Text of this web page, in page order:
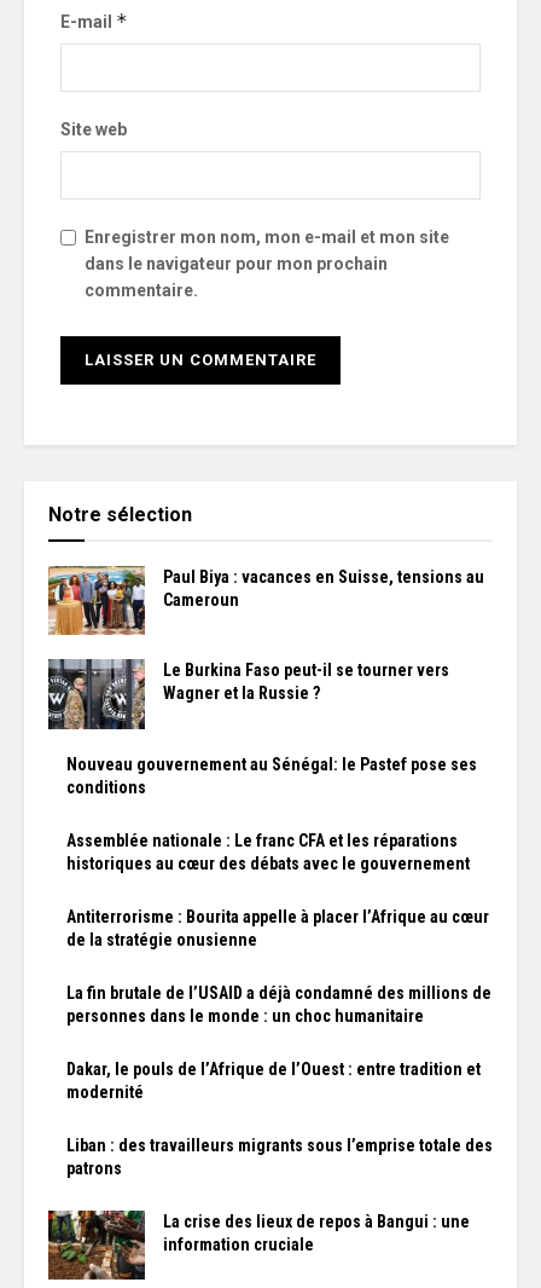
E-mail *
Site web
Enregistrer mon nom, mon e-mail et mon site
dans le navigateur pour mon prochain
commentaire.
Notre sélection
Paul Biya : vacances en Suisse, tensions au
Cameroun
Le Burkina Faso peut-il se tourner vers
Wagner et la Russie ?
Nouveau gouvernement au Sénégal: le Pastef pose ses
conditions
Assemblée nationale : Le franc CFA et les réparations
historiques au cœur des débats avec le gouvernement
Antiterrorisme : Bourita appelle à placer l’Afrique au cœur
de la stratégie onusienne
La fin brutale de l’USAID a déjà condamné des millions de
personnes dans le monde : un choc humanitaire
Dakar, le pouls de l’Afrique de l’Ouest : entre tradition et
modernité
Liban : des travailleurs migrants sous l’emprise totale des
patrons
La crise des lieux de repos à Bangui : une
information cruciale